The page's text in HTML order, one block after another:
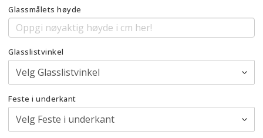
Glassmålets høyde
Glasslistvinkel
Feste i underkant